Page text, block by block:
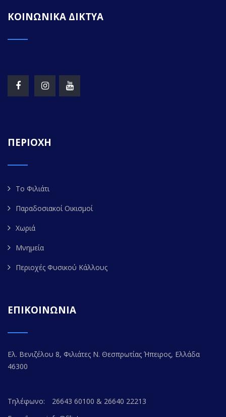
ΚΟΙΝΩΝΙΚΑ ΔΙΚΤΥΑ
ΠΕΡΙΟΧΗ
Το Φιλιάτι
Παραδοσιακοί Οικισμοί
Χωριά
Μνημεία
Περιοχές Φυσικού Κάλλους
ΕΠΙΚΟΙΝΩΝΙΑ
Ελ. Βενιζέλου 8, Φιλιάτες Ν. Θεσπρωτίας Ήπειρος, Ελλάδα
46300
Τηλέφωνο:
26643 60100 & 26640 22213